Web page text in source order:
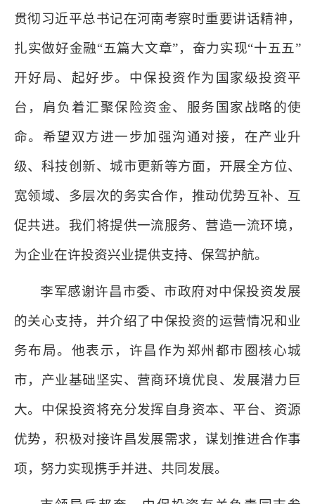
贯彻习近平总书记在河南考察时重要讲话精神，
扎实做好金融“五篇大文章”，奋力实现“十五五”
开好局、起好步。中保投资作为国家级投资平
台，肩负着汇聚保险资金、服务国家战略的使
命。希望双方进一步加强沟通对接，在产业升
级、科技创新、城市更新等方面，开展全方位、
宽领域、多层次的务实合作，推动优势互补、互
促共进。我们将提供一流服务、营造一流环境，
为企业在许投资兴业提供支持、保驾护航。
李军感谢许昌市委、市政府对中保投资发展
的关心支持，并介绍了中保投资的运营情况和业
务布局。他表示，许昌作为郑州都市圈核心城
市，产业基础坚实、营商环境优良、发展潜力巨
大。中保投资将充分发挥自身资本、平台、资源
优势，积极对接许昌发展需求，谋划推进合作事
项，努力实现携手并进、共同发展。